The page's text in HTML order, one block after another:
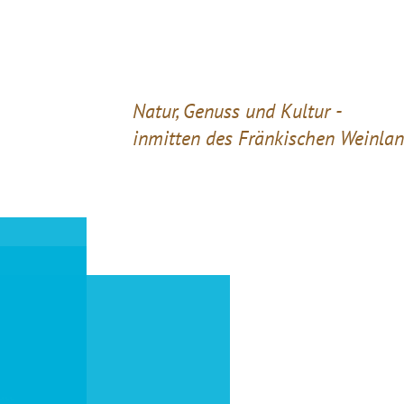
Natur, Genuss und Kultur -
inmitten des Fränkischen